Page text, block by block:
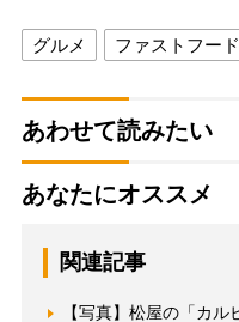
グルメ ファストフード
あわせて読みたい
あなたにオススメ
関連記事
【写真】松屋の「カ